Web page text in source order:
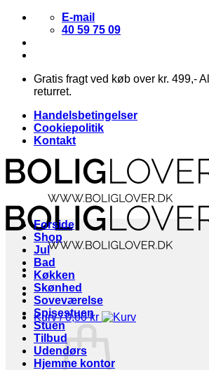
Fortsæt
indhold
E-mail
40 59 75 09
Gratis fragt ved køb over kr. 499,-
returret.
Handelsbetingelser
Cookiepolitik
Kontakt
Kurv /0,00kr
Forside
Shop
Jul
Bad
Køkken
Skønhed
Soveværelse
Spisestuen
Stuen
Tilbud
Udendørs
Hjemme kontor